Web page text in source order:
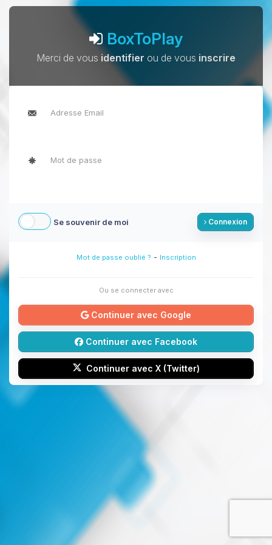
BoxToPlay
Merci de vous identifier ou de vous inscrire
Se souvenir de moi Connexion
Mot de passe oublié ? - Inscription
Ou se connecter avec
Continuer avec Google
Continuer avec Facebook
Continuer avec X (Twitter)